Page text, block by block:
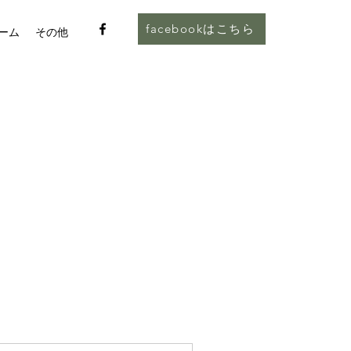
ム その他 facebookはこちら